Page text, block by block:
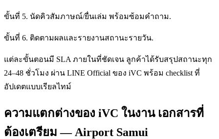
ขั้นที่ 5. นัดคิวสัมภาษณ์/ยื่นเล่ม พร้อมซ้อมคำถาม.
ขั้นที่ 6. ติดตามผลและรายงานสถานะรายวัน.
แต่ละขั้นตอนมี SLA ภายในที่ชัดเจน ลูกค้าได้รับสรุปสถานะทุก
24–48 ชั่วโมง ผ่าน LINE Official ของ iVC พร้อม checklist ที่
อัปเดตแบบเรียลไทม์
ความแตกต่างของ iVC ในงาน เอกสารที่
ต้องเตรียม — Airport Samui